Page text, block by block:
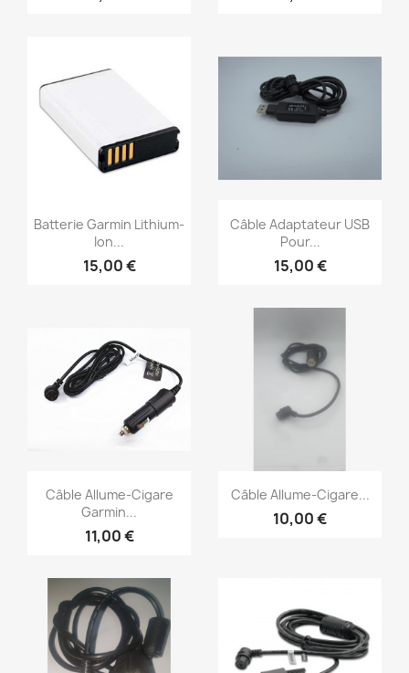
Aperçu rapide
Batterie Garmin Lithium-
Ion...
15,00 €
Aperçu rapide
Câble Adaptateur USB
Pour...
15,00 €
Aperçu rapide
Câble Allume-Cigare
Garmin...
11,00 €
Aperçu rapide
Câble Allume-Cigare...
10,00 €